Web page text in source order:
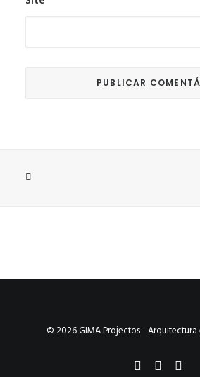
© 2026 GIMA Projectos - Arquitectura